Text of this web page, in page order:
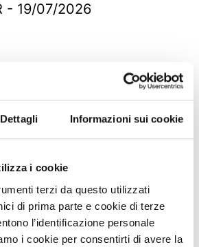
Dettagli Informazioni sui cookie
i cookie
terzi da questo utilizzati
di prima parte e cookie di terze
l’identificazione personale
i cookie per consentirti di avere la
- 19/07/2026
- 12/07/2026
- 05/07/2026